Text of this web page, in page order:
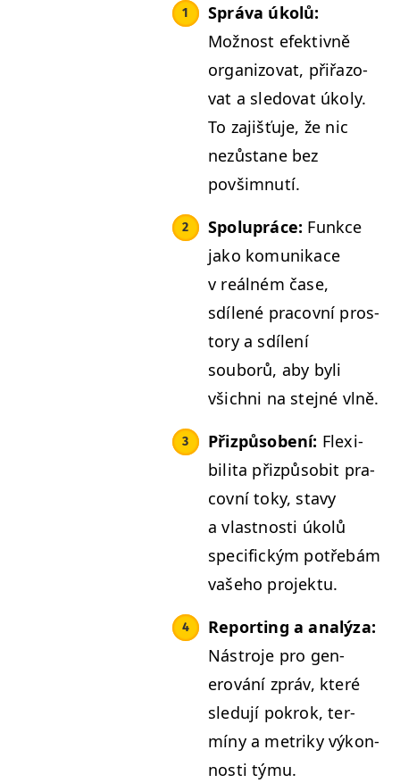
Sprá­va úkolů:
Možnost efek­tivně
orga­ni­zo­vat, přiřa­zo­
vat a sle­dovat úkoly.
To zajišťu­je, že nic
nezůs­tane bez
povšimnutí.
Spolupráce: Funkce
jako komu­nikace
v reál­ném čase,
sdílené pra­cov­ní pros­
to­ry a sdílení
souborů, aby byli
všich­ni na ste­jné vlně.
Přizpů­sobení: Flex­i­
bili­ta přizpů­so­bit pra­
cov­ní toky, stavy
a vlast­nos­ti úkolů
speci­fick­ým potře­bám
vaše­ho projektu.
Report­ing a analýza:
Nástro­je pro gen­
erování zpráv, které
sle­du­jí pokrok, ter­
míny a metriky výkon­
nos­ti týmu.